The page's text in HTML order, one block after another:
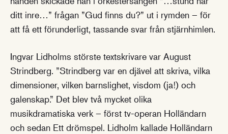
ditt inre…” frågan ”Gud finns du?” ut i rymden – för
att få ett förunderligt, tassande svar från stjärnhimlen.
Ingvar Lidholms störste textskrivare var August
Strindberg. ”Strindberg var en djävel att skriva, vilka
dimensioner, vilken barnslighet, visdom (ja!) och
galenskap.” Det blev två mycket olika
musikdramatiska verk – först tv-operan Holländarn
och sedan Ett drömspel. Lidholm kallade Holländarn